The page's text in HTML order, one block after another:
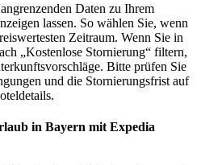
Daten zu Ihrem
lassen. So wählen Sie, wenn
Zeitraum. Wenn Sie in
„Kostenlose Stornierung“ filtern,
Bitte prüfen Sie
und die Stornierungsfrist auf
in Bayern mit Expedia